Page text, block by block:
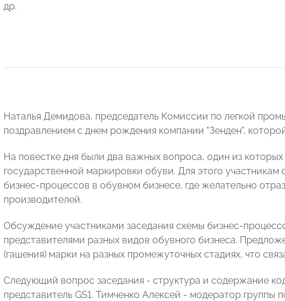
др.
Наталья Демидова, председатель Комиссии по легкой
поздравлением с днем рождения компании "Зенден",
На повестке дня были два важных вопроса, один из
государственной маркировки обуви. Для этого
бизнес-процессов в обувном бизнесе, где желательно
производителей.
Обсуждение участниками заседания схемы бизнес-
представителями разных видов обувного бизнеса.
(гашения) марки на разных промежуточных стадиях, что
Следующий вопрос заседания - структура и содержание
представитель GS1. Тимченко Алексей - модератор группы